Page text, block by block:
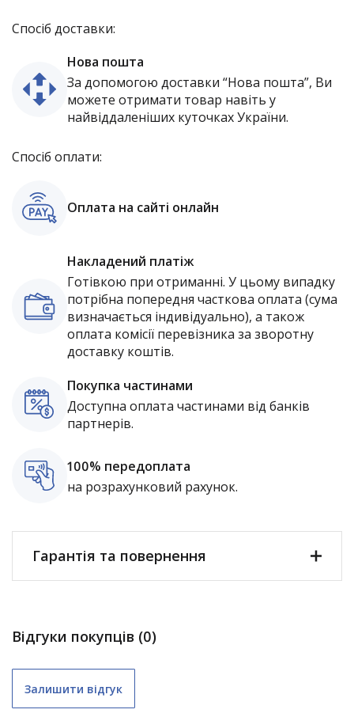
Спосіб доставки:
Нова пошта
За допомогою доставки “Нова пошта”, Ви
можете отримати товар навіть у
найвіддаленіших куточках України.
Спосіб оплати:
Оплата на сайті онлайн
Накладений платіж
Готівкою при отриманні. У цьому випадку
потрібна попередня часткова оплата (сума
визначається індивідуально), а також
оплата комісії перевізника за зворотну
доставку коштів.
Покупка частинами
Доступна оплата частинами від банків
партнерів.
100% передоплата
на розрахунковий рахунок.
Гарантія та повернення
Відгуки покупців (0)
Залишити відгук